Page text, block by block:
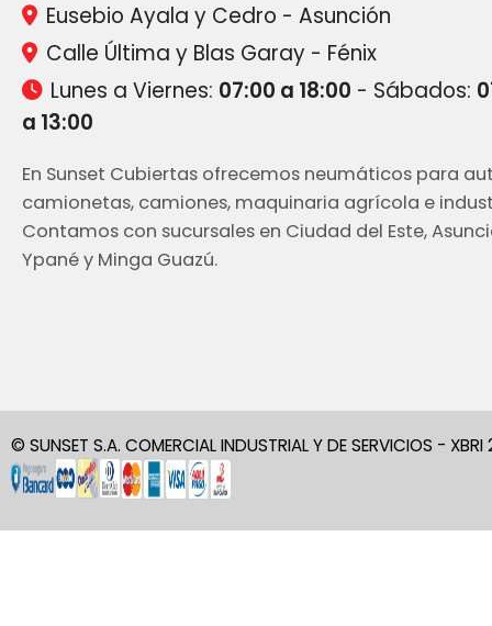
Eusebio Ayala y Cedro - Asunción
Calle Última y Blas Garay - Fénix
Lunes a Viernes: 07:00 a 18:00 - Sábados:
a 13:00
En Sunset Cubiertas ofrecemos neumáticos para
camionetas, camiones, maquinaria agrícola e
Contamos con sucursales en Ciudad del Este,
Ypané y Minga Guazú.
© SUNSET S.A. COMERCIAL INDUSTRIAL Y DE SERVICIOS -